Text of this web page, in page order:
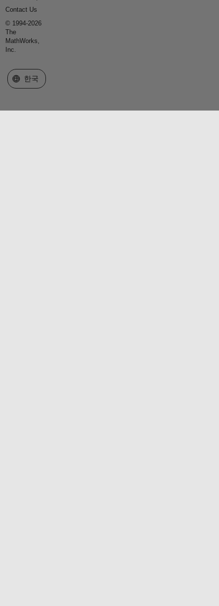
Contact Us
© 1994-2026
The
MathWorks,
Inc.
웹사이트 선택
한국